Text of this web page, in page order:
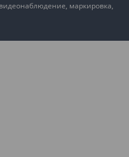
маркировка,